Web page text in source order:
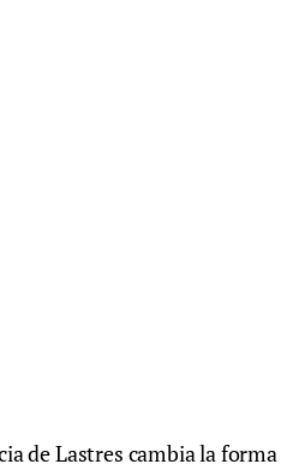
de Lastres cambia la forma